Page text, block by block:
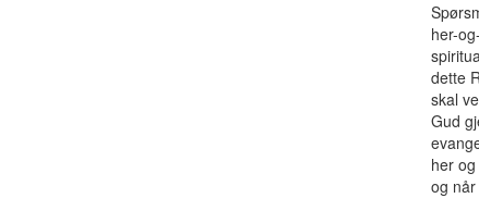
her-
dette
skal
Gud
her
og